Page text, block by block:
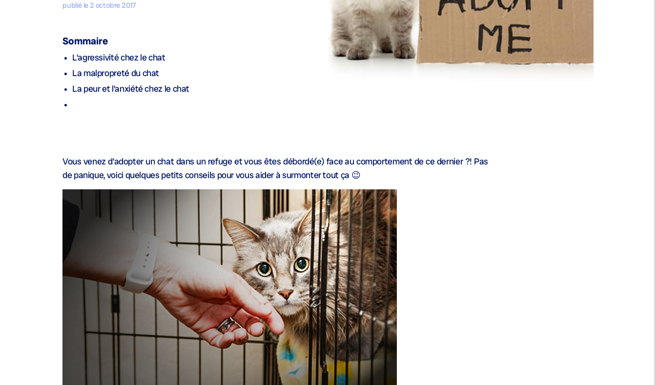
publié le 2 octobre 2017
Sommaire
L’agressivité chez le chat
La malpropreté du chat
La peur et l’anxiété chez le chat
Vous venez d’adopter un chat dans un refuge et vous êtes débordé(e) face au comportement de ce dernier ?! Pas
de panique, voici quelques petits conseils pour vous aider à surmonter tout ça 😉